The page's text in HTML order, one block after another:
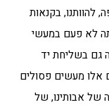
להוותנו, בקנאות
לא פעם במעשי
גם בשליחת יד
אלו מעשים פסולים
של אבותינו, של